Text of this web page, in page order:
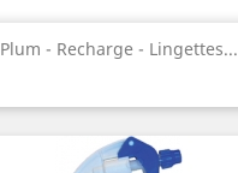
Plum - Recharge - Lingettes...
Aperçu rapide